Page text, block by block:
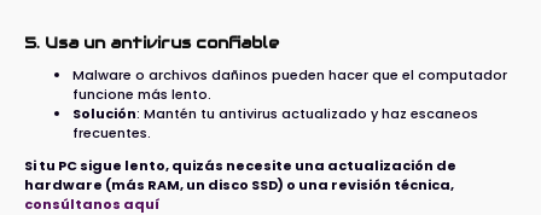
5. Usa un antivirus confiable
Malware o archivos dañinos pueden hacer que el computador
funcione más lento.
Solución: Mantén tu antivirus actualizado y haz escaneos
frecuentes.
Si tu PC sigue lento, quizás necesite una actualización de
hardware (más RAM, un disco SSD) o una revisión técnica,
consúltanos aquí